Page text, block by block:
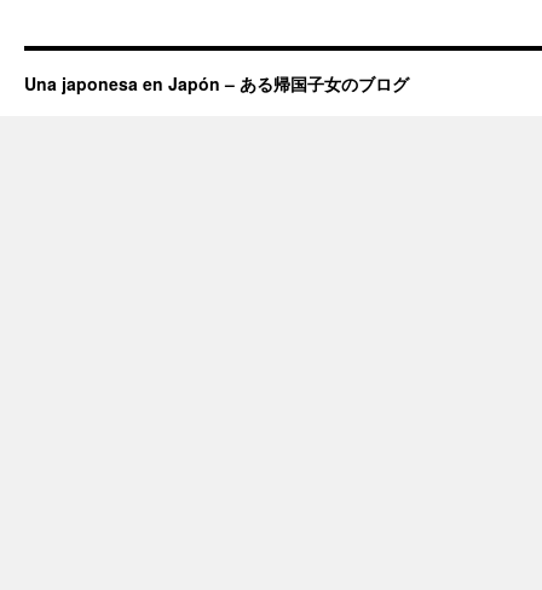
Una japonesa en Japón – ある帰国子女のブログ